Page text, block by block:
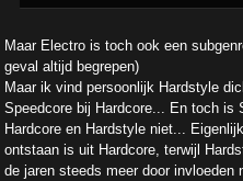
Maar Electro is toch ook een
geval altijd begrepen)
Maar ik vind persoonlijk Hardstyle
Speedcore bij Hardcore... En toch is
Hardcore en Hardstyle niet...
ontstaan is uit Hardcore, terwijl
de jaren steeds meer door invloeden